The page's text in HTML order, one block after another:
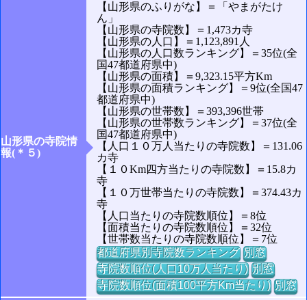
山形県の寺院情
報(＊５)
【山形県のふりがな】＝「やまがたけ
ん」
【山形県の寺院数】＝1,473カ寺
【山形県の人口】＝1,123,891人
【山形県の人口数ランキング】＝35位(全
国47都道府県中)
【山形県の面積】＝9,323.15平方Km
【山形県の面積ランキング】＝9位(全国47
都道府県中)
【山形県の世帯数】＝393,396世帯
【山形県の世帯数ランキング】＝37位(全
国47都道府県中)
【人口１０万人当たりの寺院数】＝131.06
カ寺
【１０Km四方当たりの寺院数】＝15.8カ
寺
【１０万世帯当たりの寺院数】＝374.43カ
寺
【人口当たりの寺院数順位】＝8位
【面積当たりの寺院数順位】＝32位
【世帯数当たりの寺院数順位】＝7位
都道府県別寺院数ランキング 別窓
寺院数順位(人口10万人当たり) 別窓
寺院数順位(面積100平方Km当たり) 別窓